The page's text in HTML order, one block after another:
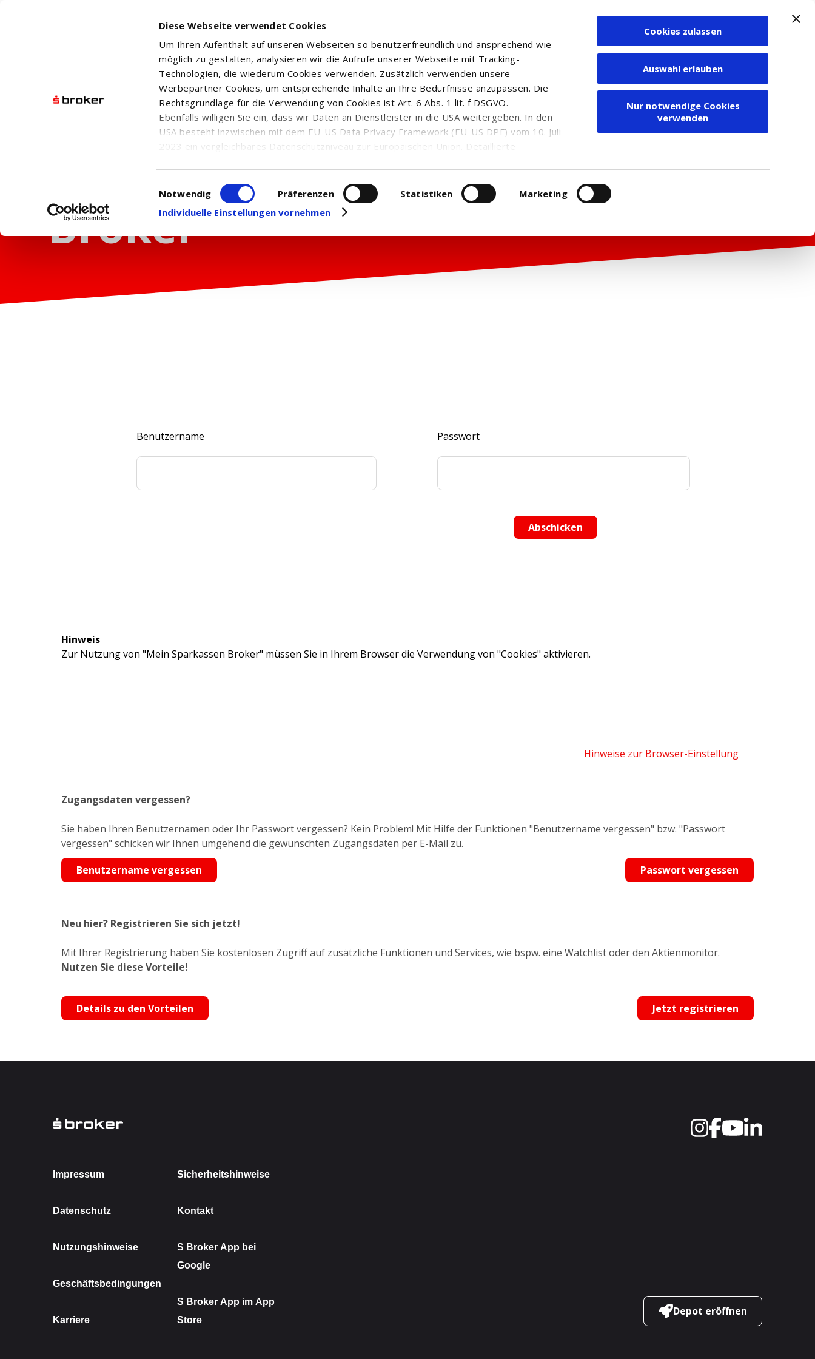
Diese Webseite verwendet Cookies
Um Ihren Aufenthalt auf unseren Webseiten so benutzerfreundlich und ansprechend wie
möglich zu gestalten, analysieren wir die Aufrufe unserer Webseite mit Tracking-
Technologien, die wiederum Cookies verwenden. Zusätzlich verwenden unsere
Werbepartner Cookies, um entsprechende Inhalte an Ihre Bedürfnisse anzupassen. Die
Rechtsgrundlage für die Verwendung von Cookies ist Art. 6 Abs. 1 lit. f DSGVO.
Ebenfalls willigen Sie ein, dass wir Daten an Dienstleister in die USA weitergeben. In den
USA besteht inzwischen mit dem EU-US Data Privacy Framework (EU-US DPF) vom 10. Juli
2023 ein vergleichbares Datenschutzniveau zur Europäischen Union. Detaillierte
in den USA, finden Sie auf unserer Seite zumDatenschutz. Dort können Sie Ihre
Einwilligung auch jederzeit widerrufen oder anpassen.
Einwilligungsauswahl
Notwendig Präferenzen Statistiken
Marketing
Individuelle Einstellungen vornehmen
Cookies zulassen
Auswahl erlauben
Nur notwendige Cookies
verwenden
Zum Depot
Benutzername Passwort
Hinweis
Zur Nutzung von "Mein Sparkassen Broker" müssen Sie in Ihrem Browser die Verwendung von "Cookies" aktivieren.
Hinweise zur Browser-Einstellung
Zugangsdaten vergessen?
Sie haben Ihren Benutzernamen oder Ihr Passwort vergessen? Kein Problem! Mit Hilfe der Funktionen "Benutzername vergessen" bzw. "Passwort
vergessen" schicken wir Ihnen umgehend die gewünschten Zugangsdaten per E-Mail zu.
Benutzername vergessen
Passwort vergessen
Neu hier? Registrieren Sie sich jetzt!
Mit Ihrer Registrierung haben Sie kostenlosen Zugriff auf zusätzliche Funktionen und Services, wie bspw. eine Watchlist oder den Aktienmonitor.
Nutzen Sie diese Vorteile!
Details zu den Vorteilen Jetzt registrieren